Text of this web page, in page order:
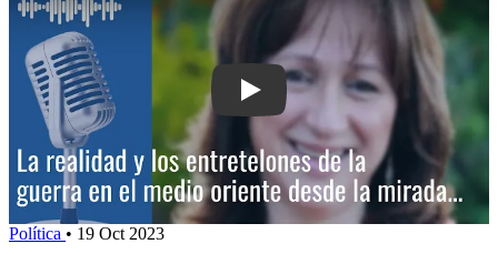
Play: La realidad y los entretelones
Política • 19 Oct 2023